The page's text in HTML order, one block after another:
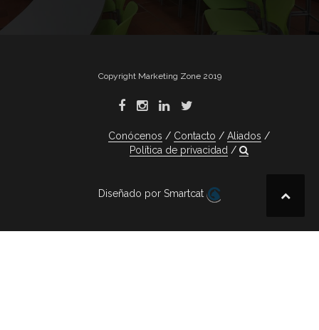
Copyright Marketing Zone 2019
Conócenos Contacto
Aliados
Política de privacidad
Diseñado por Smartcat